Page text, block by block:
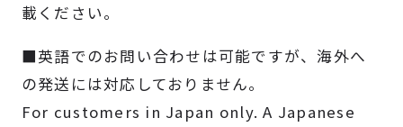
事例
載ください。
■英語でのお問い合わせは可能ですが、海外へ
の発送には対応しておりません。
For customers in Japan only. A Japanese